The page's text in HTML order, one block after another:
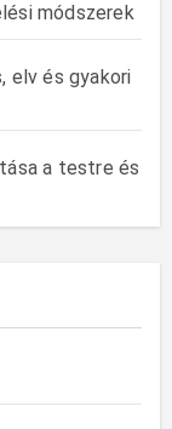
módszerek
elv és gyakori
a testre és